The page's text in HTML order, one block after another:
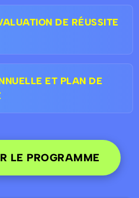
DE RÉUSSITE
ET PLAN DE
LE PROGRAMME